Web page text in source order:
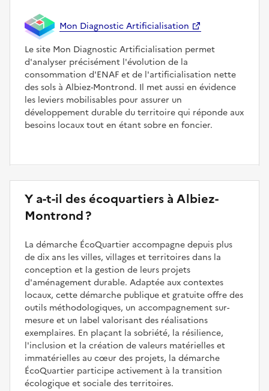
Mon Diagnostic Artificialisation
Le site Mon Diagnostic Artificialisation permet
d'analyser précisément l'évolution de la
consommation d'ENAF et de l'artificialisation nette
des sols à Albiez-Montrond. Il met aussi en évidence
les leviers mobilisables pour assurer un
développement durable du territoire qui réponde aux
besoins locaux tout en étant sobre en foncier.
Y a-t-il des écoquartiers à Albiez-
Montrond ?
La démarche ÉcoQuartier accompagne depuis plus
de dix ans les villes, villages et territoires dans la
conception et la gestion de leurs projets
d'aménagement durable. Adaptée aux contextes
locaux, cette démarche publique et gratuite offre des
outils méthodologiques, un accompagnement sur-
mesure et un label valorisant des réalisations
exemplaires. En plaçant la sobriété, la résilience,
l'inclusion et la création de valeurs matérielles et
immatérielles au cœur des projets, la démarche
ÉcoQuartier participe activement à la transition
écologique et sociale des territoires.